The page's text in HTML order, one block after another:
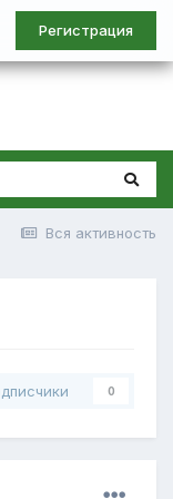
Регистрация
Вся активность
0